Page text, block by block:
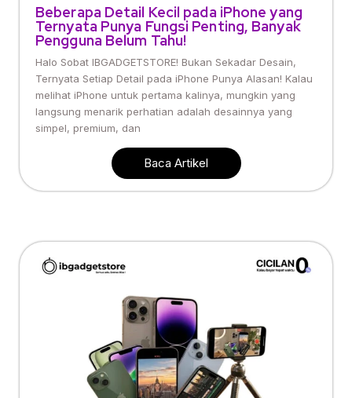
Beberapa Detail Kecil pada iPhone yang
Ternyata Punya Fungsi Penting, Banyak
Pengguna Belum Tahu!
Halo Sobat IBGADGETSTORE! Bukan Sekadar Desain,
Ternyata Setiap Detail pada iPhone Punya Alasan! Kalau
melihat iPhone untuk pertama kalinya, mungkin yang
langsung menarik perhatian adalah desainnya yang
simpel, premium, dan
Baca Artikel